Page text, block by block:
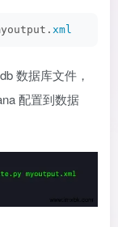
xml
数据库文件，
配置到数据